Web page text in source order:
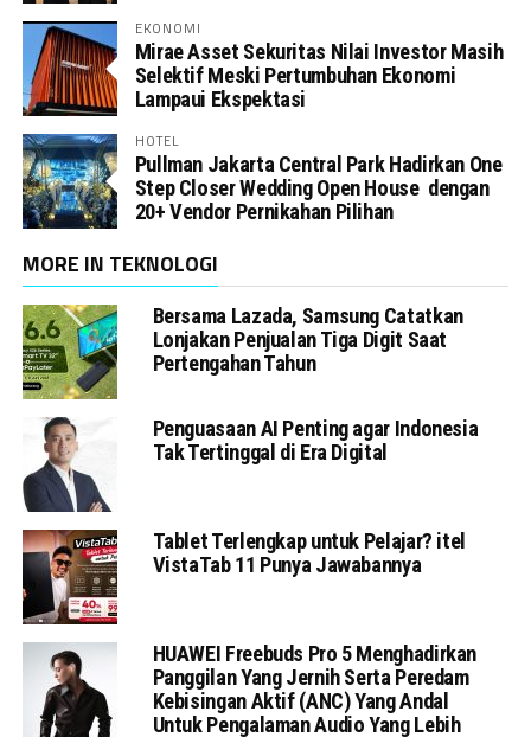
EKONOMI
Mirae Asset Sekuritas Nilai Investor Masih
Selektif Meski Pertumbuhan Ekonomi
Lampaui Ekspektasi
HOTEL
Pullman Jakarta Central Park Hadirkan One
Step Closer Wedding Open House dengan
20+ Vendor Pernikahan Pilihan
MORE IN TEKNOLOGI
Bersama Lazada, Samsung Catatkan
Lonjakan Penjualan Tiga Digit Saat
Pertengahan Tahun
Penguasaan AI Penting agar Indonesia
Tak Tertinggal di Era Digital
Tablet Terlengkap untuk Pelajar? itel
VistaTab 11 Punya Jawabannya
HUAWEI Freebuds Pro 5 Menghadirkan
Panggilan Yang Jernih Serta Peredam
Kebisingan Aktif (ANC) Yang Andal
Untuk Pengalaman Audio Yang Lebih